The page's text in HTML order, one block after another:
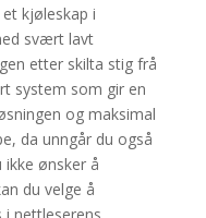
kjøleskap i
svært lavt
etter skilta stig frå
system som gir en
og maksimal
da unngår du også
ikke ønsker å
du velge å